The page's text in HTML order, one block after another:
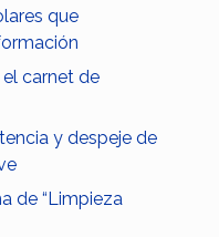
que
carnet de
y despeje de
de “Limpieza